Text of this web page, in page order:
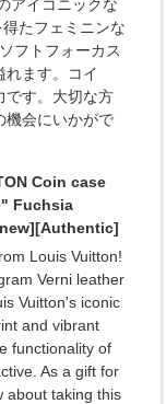
アイコニックな
たフェミニンな
フトフォーカス
れます。コイ
です。大切な方
機会にいかがで
Coin case
Fuchsia
new][Authentic]
Louis Vuitton!
Verni leather
Vuitton's iconic
and vibrant
functionality of
As a gift for
about taking this